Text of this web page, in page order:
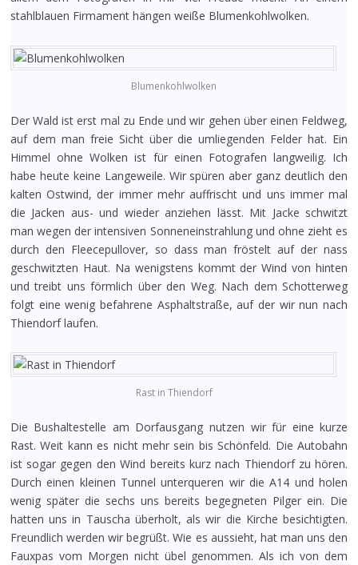
stahlblauen Firmament hängen weiße Blumenkohlwolken.
Blumenkohlwolken
Der Wald ist erst mal zu Ende und wir gehen über einen Feldweg,
auf dem man freie Sicht über die umliegenden Felder hat. Ein
Himmel ohne Wolken ist für einen Fotografen langweilig. Ich
habe heute keine Langeweile. Wir spüren aber ganz deutlich den
kalten Ostwind, der immer mehr auffrischt und uns immer mal
die Jacken aus- und wieder anziehen lässt. Mit Jacke schwitzt
man wegen der intensiven Sonneneinstrahlung und ohne zieht es
durch den Fleecepullover, so dass man fröstelt auf der nass
geschwitzten Haut. Na wenigstens kommt der Wind von hinten
und treibt uns förmlich über den Weg. Nach dem Schotterweg
folgt eine wenig befahrene Asphaltstraße, auf der wir nun nach
Thiendorf laufen.
Rast in Thiendorf
Die Bushaltestelle am Dorfausgang nutzen wir für eine kurze
Rast. Weit kann es nicht mehr sein bis Schönfeld. Die Autobahn
ist sogar gegen den Wind bereits kurz nach Thiendorf zu hören.
Durch einen kleinen Tunnel unterqueren wir die A14 und holen
wenig später die sechs uns bereits begegneten Pilger ein. Die
hatten uns in Tauscha überholt, als wir die Kirche besichtigten.
Freundlich werden wir begrüßt. Wie es aussieht, hat man uns den
Fauxpas vom Morgen nicht übel genommen. Als ich von dem